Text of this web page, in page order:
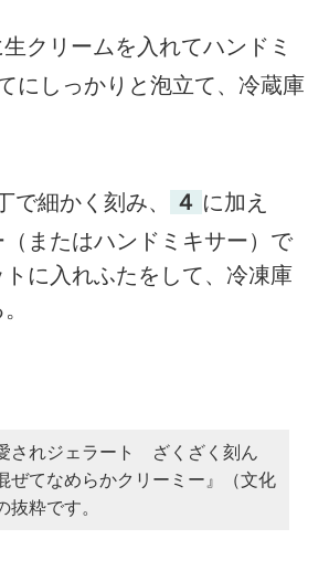
クリームを入れてハンドミ
にしっかりと泡立て、冷蔵庫
で細かく刻み、 ４ に加え
またはハンドミキサー）で
トに入れふたをして、冷凍庫
されジェラート ざくざく刻ん
ぜてなめらかクリーミー』（文化
抜粋です。